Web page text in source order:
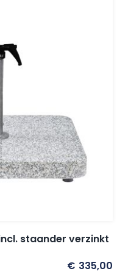
staander verzinkt
€ 335,00